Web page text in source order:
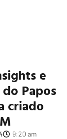
e
Papos
criado
9:20 am